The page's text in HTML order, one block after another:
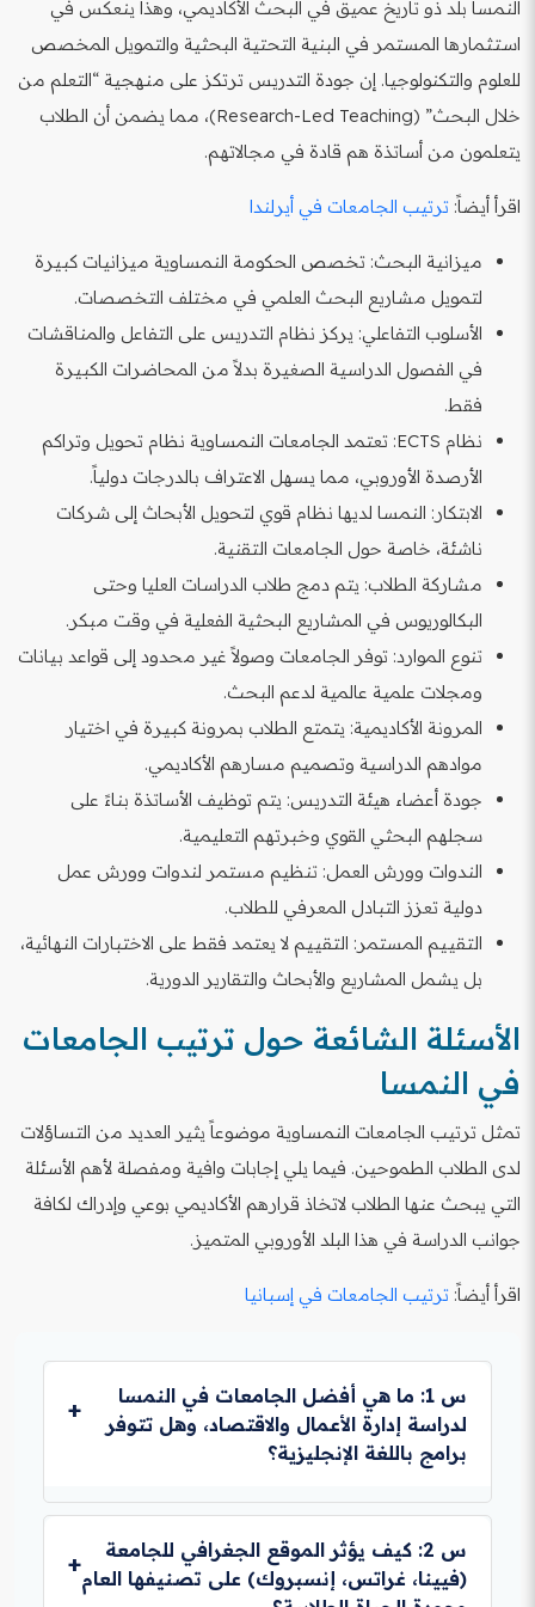
النمسا بلد ذو تاريخ عميق في البحث الأكاديمي، وهذا ينعكس في
استثمارها المستمر في البنية التحتية البحثية والتمويل المخصص
للعلوم والتكنولوجيا. إن جودة التدريس ترتكز على منهجية “التعلم من
خلال البحث” (Research-Led Teaching)، مما يضمن أن الطلاب
يتعلمون من أساتذة هم قادة في مجالاتهم.
اقرأ أيضاً: ترتيب الجامعات في أيرلندا
ميزانية البحث: تخصص الحكومة النمساوية ميزانيات كبيرة
لتمويل مشاريع البحث العلمي في مختلف التخصصات.
الأسلوب التفاعلي: يركز نظام التدريس على التفاعل والمناقشات
في الفصول الدراسية الصغيرة بدلاً من المحاضرات الكبيرة
فقط.
نظام ECTS: تعتمد الجامعات النمساوية نظام تحويل وتراكم
الأرصدة الأوروبي، مما يسهل الاعتراف بالدرجات دولياً.
الابتكار: النمسا لديها نظام قوي لتحويل الأبحاث إلى شركات
ناشئة، خاصة حول الجامعات التقنية.
مشاركة الطلاب: يتم دمج طلاب الدراسات العليا وحتى
البكالوريوس في المشاريع البحثية الفعلية في وقت مبكر.
تنوع الموارد: توفر الجامعات وصولاً غير محدود إلى قواعد بيانات
ومجلات علمية عالمية لدعم البحث.
المرونة الأكاديمية: يتمتع الطلاب بمرونة كبيرة في اختيار
موادهم الدراسية وتصميم مسارهم الأكاديمي.
جودة أعضاء هيئة التدريس: يتم توظيف الأساتذة بناءً على
سجلهم البحثي القوي وخبرتهم التعليمية.
الندوات وورش العمل: تنظيم مستمر لندوات وورش عمل
دولية تعزز التبادل المعرفي للطلاب.
التقييم المستمر: التقييم لا يعتمد فقط على الاختبارات النهائية،
بل يشمل المشاريع والأبحاث والتقارير الدورية.
الأسئلة الشائعة حول ترتيب الجامعات
في النمسا
تمثل ترتيب الجامعات النمساوية موضوعاً يثير العديد من التساؤلات
لدى الطلاب الطموحين. فيما يلي إجابات وافية ومفصلة لأهم الأسئلة
التي يبحث عنها الطلاب لاتخاذ قرارهم الأكاديمي بوعي وإدراك لكافة
جوانب الدراسة في هذا البلد الأوروبي المتميز.
اقرأ أيضاً: ترتيب الجامعات في إسبانيا
س 1: ما هي أفضل الجامعات في النمسا
لدراسة إدارة الأعمال والاقتصاد، وهل تتوفر
برامج باللغة الإنجليزية؟
ج: بلا منازع، تُعتبر جامعة فيينا للاقتصاد والأعمال (WU
Wien) هي الرائدة في هذا المجال محلياً وإقليمياً، وتتصدر
تصنيف الجامعات النمساوية في التخصصات الاقتصادية.
تتميز الجامعة ببرامجها المعتمدة دولياً، وخاصة في مجالات
س 2: كيف يؤثر الموقع الجغرافي للجامعة
(فيينا، غراتس، إنسبروك) على تصنيفها العام